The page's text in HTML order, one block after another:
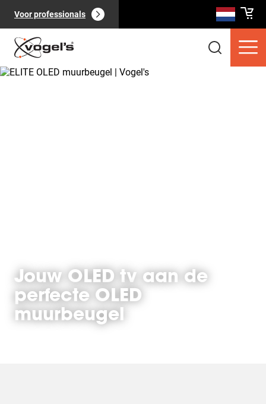
Voor professionals
Jouw OLED tv aan de
perfecte OLED
muurbeugel